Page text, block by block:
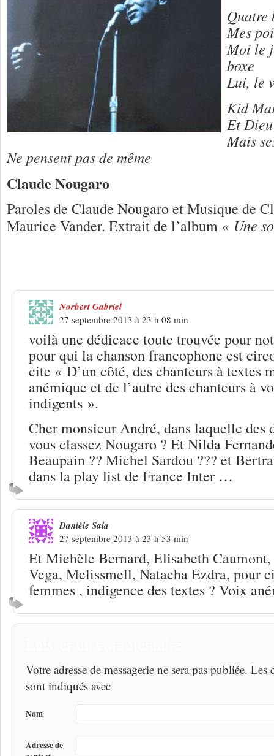
Quatre
Mes
Moi le
boxe
Lui, le
Kid
Et
Mais
Ne pensent pas de même
Claude Nougaro
Paroles de Claude Nougaro et Musique de
Maurice Vander. Extrait de l’album « Une
Norbert Gabriel
27 septembre 2013 à 23 h 08 min
voilà une dédicace toute trouvée pour
pour qui la chanson francophone est
cite « D’un côté, des chanteurs à textes
anémique et de l’autre des chanteurs à
indigents ».
Cher monsieur André, dans laquelle des
vous classez Nougaro ? Et Nilda
Beaupain ?? Michel Sardou ??? et
dans la play list de France Inter …
Danièle Sala
27 septembre 2013 à 23 h 53 min
Et Michèle Bernard, Elisabeth
Vega, Melissmell, Natacha Ezdra, pour
femmes , indigence des textes ? Voix
Votre adresse de messagerie ne sera pas publiée.
sont indiqués avec
Nom
Adresse de